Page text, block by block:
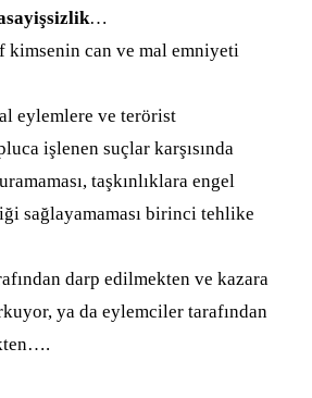
…
kimsenin can ve mal emniyeti
eylemlere ve terörist
işlenen suçlar karşısında
taşkınlıklara engel
sağlayamaması birinci tehlike
darp edilmekten ve kazara
ya da eylemciler tarafından